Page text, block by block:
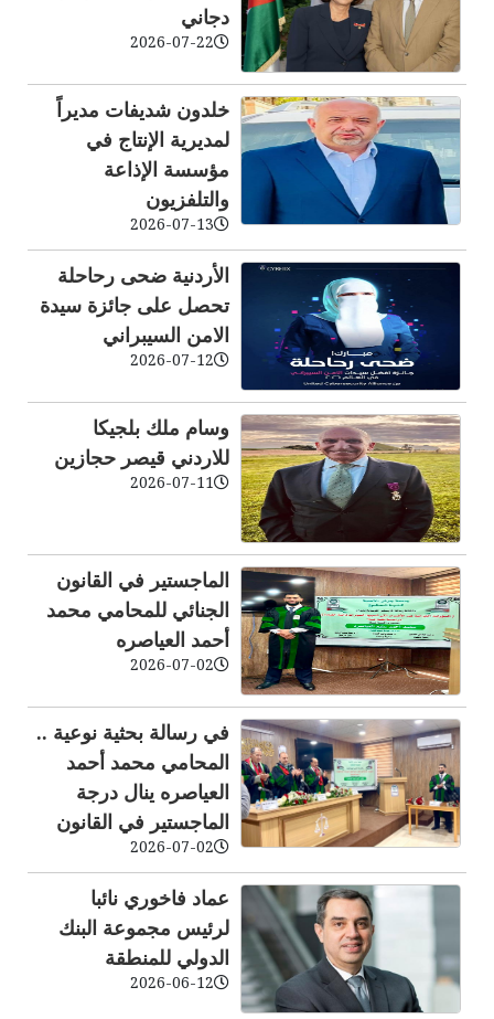
دجاني
2026-07-22
خلدون شديفات مديراً
لمديرية الإنتاج في
مؤسسة الإذاعة
والتلفزيون
2026-07-13
الأردنية ضحى رحاحلة
تحصل على جائزة سيدة
الامن السيبراني
2026-07-12
وسام ملك بلجيكا
للاردني قيصر حجازين
2026-07-11
الماجستير في القانون
الجنائي للمحامي محمد
أحمد العياصره
2026-07-02
في رسالة بحثية نوعية ..
المحامي محمد أحمد
العياصره ينال درجة
الماجستير في القانون
2026-07-02
عماد فاخوري نائبا
لرئيس مجموعة البنك
الدولي للمنطقة
2026-06-12